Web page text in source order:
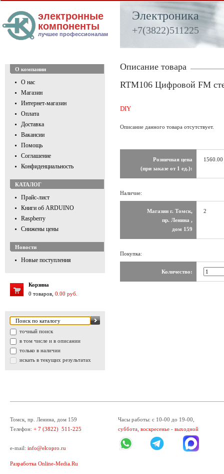
электронные
компоненты
лучшее профессионалам
Электроника
+7(3822)511225
О компании
О нас
Магазин
Интернет-магазин
Оплата
Доставка
Вакансии
Помощь
Соглашение
Конфиденциальность
КАТАЛОГ
Прайс-лист
Книги об ARDUINO
Raspberry
Снижены цены
Новости
Новые поступления
Корзина
0 товаров, 0.00 руб.
точный поиск
в том числе и в описании
только в наличии
искать в текущих результатах
Описание товара
RTM106 Цифровой FM
DIY
Описание данного товара отсутствует.
Розничная цена
(при заказе от 1 ед.):
Наличие:
Магазин г. Томск,
пр. Ленина ,
дом 159
2
Покупка:
Количество:
Томск, пр. Ленина, дом 159
Телефон: + 7 (3822) 511-225
e-mail: info@elcopro.ru
Часы работы: с 10-00 до 19-00,
суббота, воскресенье - выходной
Разработка Online-Media.Ru